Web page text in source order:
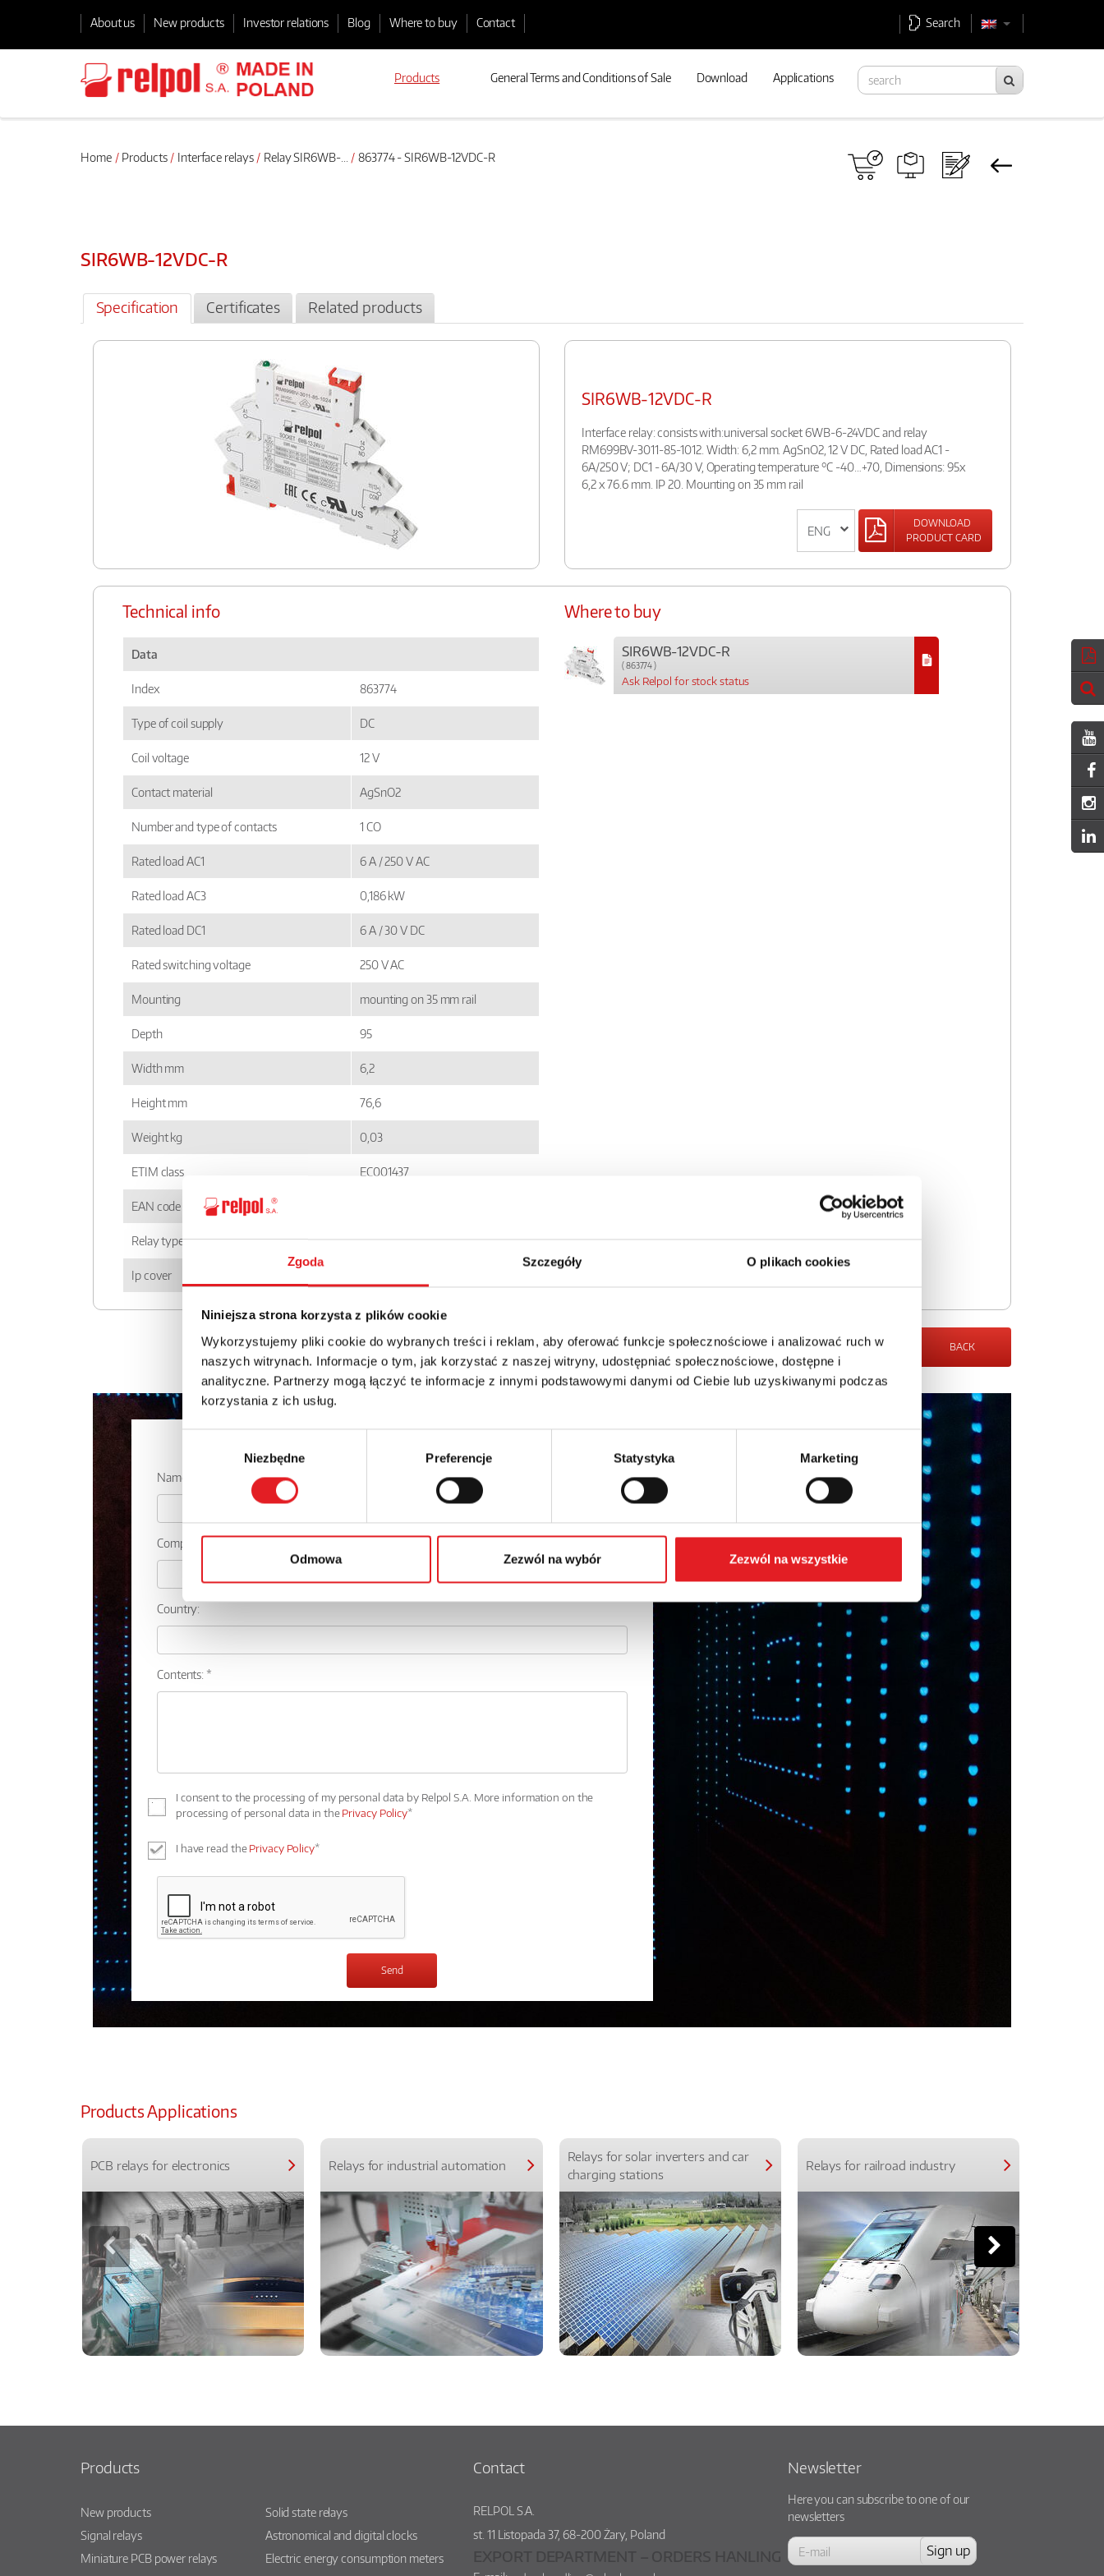
Zgoda Szczegóły O plikach cookies
Niniejsza strona korzysta z plików cookie
Wykorzystujemy pliki cookie do wybranych treści i reklam, aby oferować funkcje społecznościowe i analizować ruch w
naszych witrynach. Informacje o tym, jak korzystać z naszej witryny, udostępniać społecznościowe, dostępne i
analityczne. Partnerzy mogą łączyć te informacje z innymi podstawowymi danymi od Ciebie lub uzyskiwanymi podczas
korzystania z ich usług.
Niezbędne Preferencje Statystyka Marketing
Odmowa Zezwól na wybór Zezwól na wszystkie
About us New products Investor relations Blog Where to buy Contact Search
Products General Terms and Conditions of Sale Download Applications
Home Products Interface relays Relay SIR6WB-... 863774 - SIR6WB-12VDC-R
SIR6WB-12VDC-R
Specification Certificates Related products
SIR6WB-12VDC-R
Interface relay: consists with:universal socket 6WB-6-24VDC and relay
RM699BV-3011-85-1012. Width: 6,2 mm. AgSnO2, 12 V DC, Rated load AC1 -
6A/250 V; DC1 - 6A/30 V, Operating temperature °C -40…+70, Dimensions: 95x
6,2 x 76.6 mm. IP 20. Mounting on 35 mm rail
DOWNLOAD
PRODUCT CARD
Technical info
Data
Index 863774
Type of coil supply DC
Coil voltage 12 V
Contact material AgSnO2
Number and type of contacts 1 CO
Rated load AC1 6 A / 250 V AC
Rated load AC3 0,186 kW
Rated load DC1 6 A / 30 V DC
Rated switching voltage 250 V AC
Mounting mounting on 35 mm rail
Depth 95
Width mm 6,2
Height mm 76,6
Weight kg 0,03
ETIM class EC001437
EAN code
Relay type SIR6WB-...
Ip cover
Where to buy
SIR6WB-12VDC-R
( 863774 )
Ask Relpol for stock status
BACK
Name: * Email: *
Company: Phone:
Country:
Contents: *
I consent to the processing of my personal data by Relpol S.A. More information on the
processing of personal data in thePrivacy Policy*
I have read thePrivacy Policy*
Products Applications
PCB relays for electronics Relays for industrial automation
Relays for solar inverters and car
charging stations
Relays for railroad industry
Products
New products
Signal relays
Miniature PCB power relays
Solid state relays
Astronomical and digital clocks
Electric energy consumption meters
Contact
RELPOL S.A.
st. 11 Listopada 37,68-200Żary, Poland
Newsletter
Here you can subscribe to one of our
newsletters